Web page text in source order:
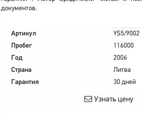
документов.
Артикул
YS5/9002
Пробег
116000
Год
2006
Страна
Литва
Гарантия
30 дней
Узнать цену